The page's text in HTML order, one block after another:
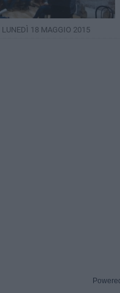
LUNEDÌ 18 MAGGIO 2015